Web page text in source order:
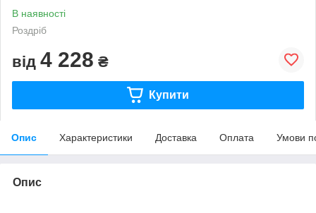
В наявності
Роздріб
від 4 228 ₴
Купити
Опис Характеристики Доставка Оплата Умови
Опис